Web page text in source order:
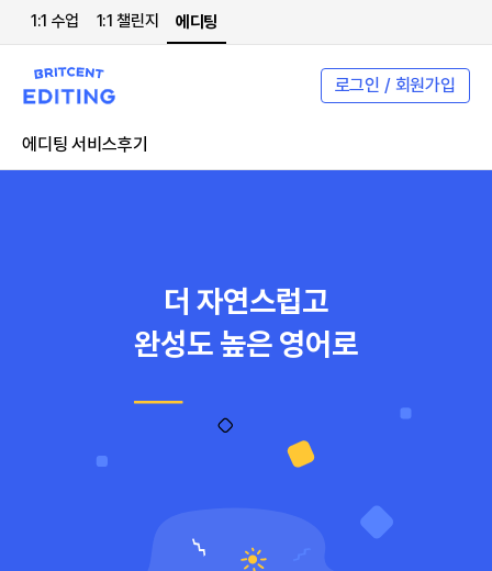
1:1 수업 1:1 챌린지 에디팅
로그인 / 회원가입
에디팅 서비스후기
더 자연스럽고
완성도 높은 영어로